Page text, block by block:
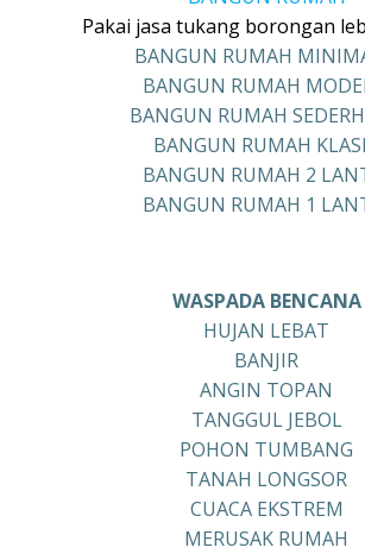
Pakai jasa tukang borongan
BANGUN RUMAH
BANGUN RUMAH
BANGUN RUMAH
BANGUN RUMAH
BANGUN RUMAH 2
BANGUN RUMAH 1
WASPADA BENCANA
HUJAN LEBAT
BANJIR
ANGIN TOPAN
TANGGUL JEBOL
POHON TUMBANG
TANAH LONGSOR
CUACA EKSTREM
MERUSAK RUMAH